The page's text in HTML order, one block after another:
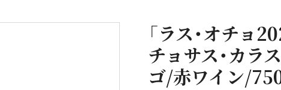
「ラス・オチョ
チョサス・カラ
ゴ/赤ワイン/